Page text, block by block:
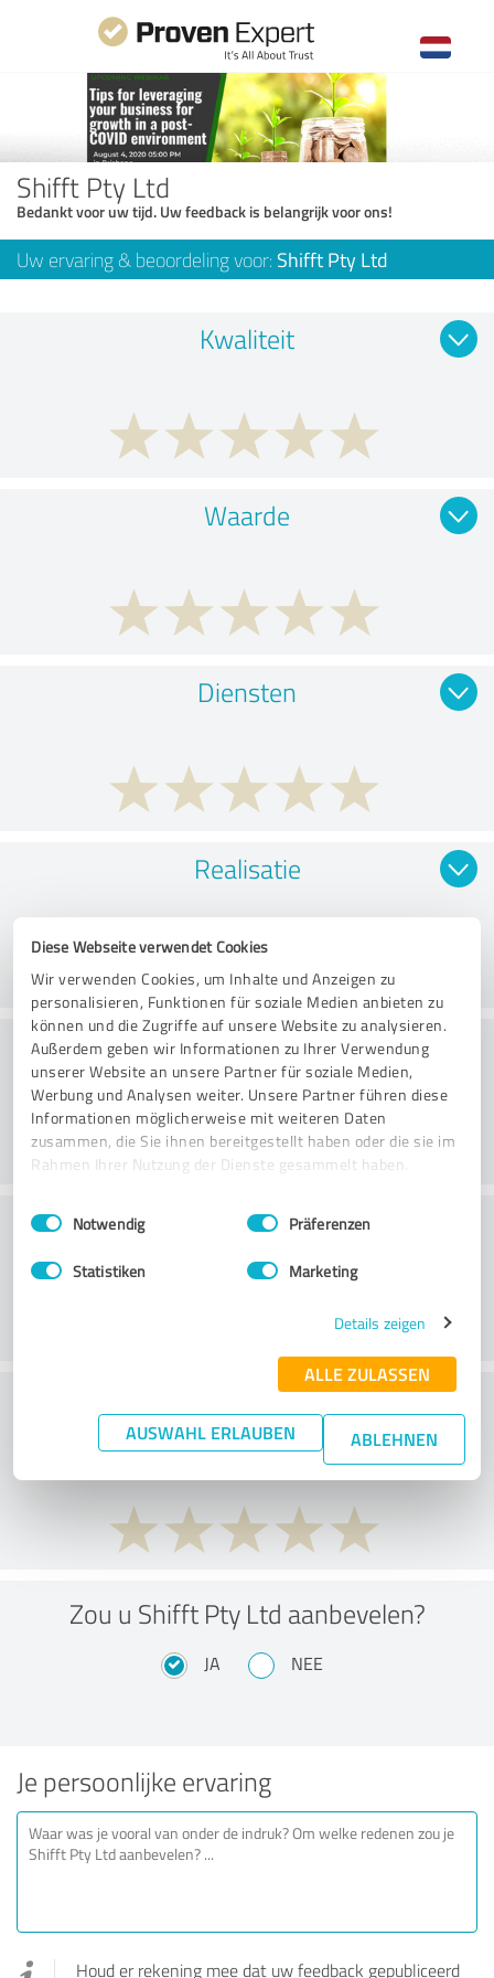
Diese Webseite verwendet Cookies
Wir verwenden Cookies, um Inhalte und Anzeigen zu
personalisieren, Funktionen für soziale Medien anbieten zu
können und die Zugriffe auf unsere Website zu analysieren.
Außerdem geben wir Informationen zu Ihrer Verwendung
unserer Website an unsere Partner für soziale Medien,
Werbung und Analysen weiter. Unsere Partner führen diese
Informationen möglicherweise mit weiteren Daten
zusammen, die Sie ihnen bereitgestellt haben oder die sie im
Rahmen Ihrer Nutzung der Dienste gesammelt haben.
Impressum Datenschutzbestimmungen
Einwilligungsauswahl
Notwendig Präferenzen
Statistiken Marketing
Details zeigen
ALLE ZULASSEN
AUSWAHL ERLAUBEN ABLEHNEN
Shifft Pty Ltd
Bedankt voor uw tijd. Uw feedback is belangrijk voor ons!
Uw ervaring & beoordeling voor: Shifft Pty Ltd
Kwaliteit
Waarde
Diensten
Realisatie
Consulting
Klantenservice
Wat vind je van de prijs-
prestatieverhouding?
Zou u Shifft Pty Ltd aanbevelen?
JA NEE
Je persoonlijke ervaring
Houd er rekening mee dat uw feedback gepubliceerd